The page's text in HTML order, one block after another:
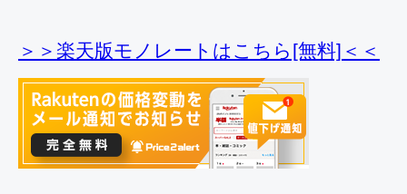
＞＞楽天版モノレートはこちら[無料]＜＜